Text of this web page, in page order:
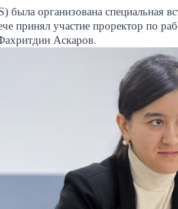
) была организована специальная
принял участие проректор по
Аскаров.